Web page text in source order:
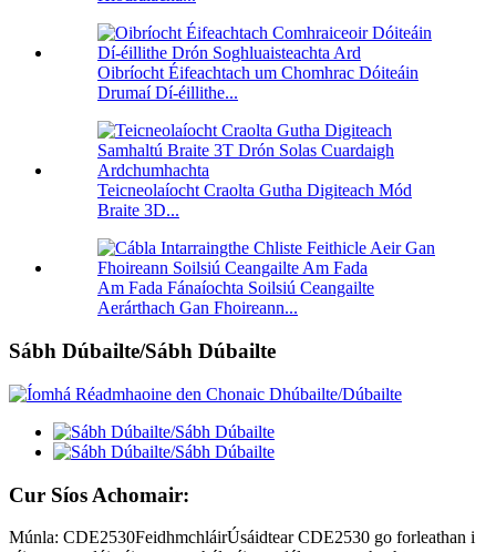
Oibríocht Éifeachtach um Chomhrac Dóiteáin
Drumaí Dí-éillithe...
Teicneolaíocht Craolta Gutha Digiteach Mód
Braite 3D...
Am Fada Fánaíochta Soilsiú Ceangailte
Aerárthach Gan Fhoireann...
Sábh Dúbailte/Sábh Dúbailte
Cur Síos Achomair:
Múnla: CDE2530FeidhmchláirÚsáidtear CDE2530 go forleathan i